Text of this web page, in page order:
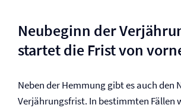
Neubeginn der
startet die Frist von
Neben der Hemmung gibt es auch den
Verjährungsfrist. In bestimmten Fällen